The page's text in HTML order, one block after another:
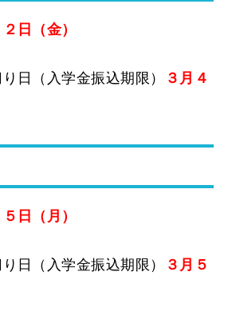
日（金）
日（入学金振込期限）
３月４
日（月）
日（入学金振込期限）
３月５